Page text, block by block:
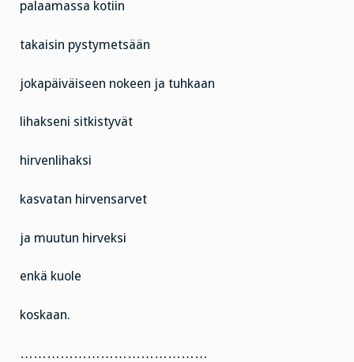
palaamassa kotiin
takaisin pystymetsään
jokapäiväiseen nokeen ja tuhkaan
lihakseni sitkistyvät
hirvenlihaksi
kasvatan hirvensarvet
ja muutun hirveksi
enkä kuole
koskaan.
……………………………………